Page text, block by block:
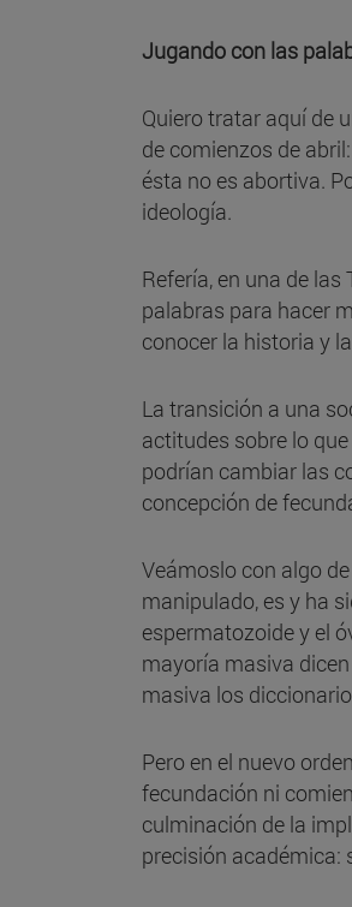
Jugando con las
Quiero tratar aquí de
de comienzos de
ésta no es abortiva.
ideología.
Refería, en una de
palabras para hacer
conocer la historia y
La transición a una
actitudes sobre lo
podrían cambiar las
concepción de
Veámoslo con algo
manipulado, es y ha
espermatozoide y el
mayoría masiva
masiva los
Pero en el nuevo
fecundación ni
culminación de la
precisión académica: